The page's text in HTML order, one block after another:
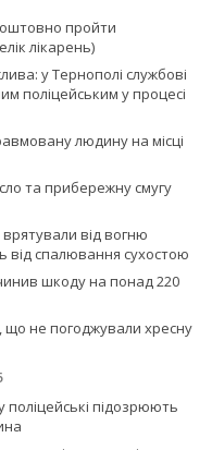
пройти
лікарень)
у Тернополі службові
поліцейським у процесі
людину на місці
та прибережну смугу
від вогню
від спалювання сухостою
шкоду на понад 220
що не погоджували хресну
підозрюють